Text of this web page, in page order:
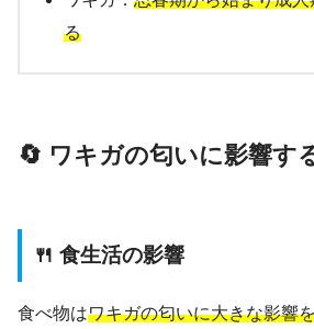
る
🔄 ワキガの匂いに影響す
🍴 食生活の影響
食べ物はワキガの匂いに大きな影響